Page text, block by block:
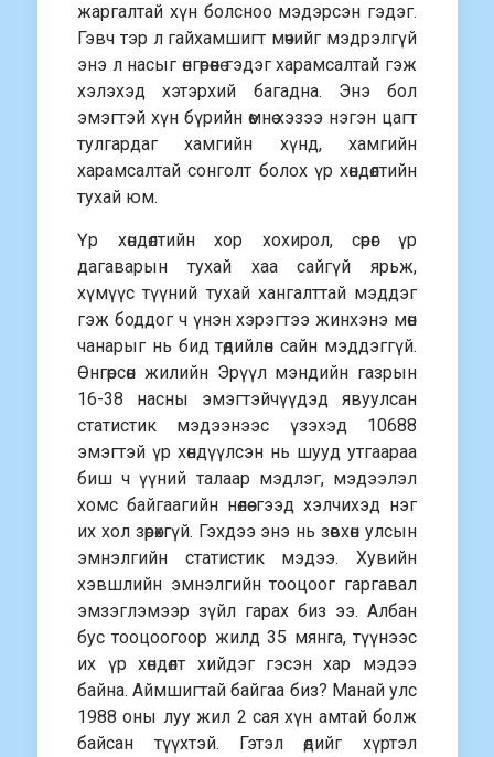
жаргалтай хүн болсноо мэдэрсэн гэдэг.
Гэвч тэр л гайхамшигт мөчийг мэдрэлгүй
энэ л насыг өнгөрөөнө гэдэг харамсалтай гэж
хэлэхэд хэтэрхий багадна. Энэ бол
эмэгтэй хүн бүрийн өмнө хэзээ нэгэн цагт
тулгардаг хамгийн хүнд, хамгийн
харамсалтай сонголт болох үр хөндөлтийн
тухай юм.
Үр хөндөлтийн хор хохирол, сөрөг үр
дагаварын тухай хаа сайгүй ярьж,
хүмүүс түүний тухай хангалттай мэддэг
гэж боддог ч үнэн хэрэгтээ жинхэнэ мөн
чанарыг нь бид төдийлөн сайн мэддэггүй.
Өнгөрсөн жилийн Эрүүл мэндийн газрын
16-38 насны эмэгтэйчүүдэд явуулсан
статистик мэдээнээс үзэхэд 10688
эмэгтэй үр хөндүүлсэн нь шууд утгаараа
биш ч үүний талаар мэдлэг, мэдээлэл
хомс байгаагийн нөлөө гээд хэлчихэд нэг
их хол зөрөхгүй. Гэхдээ энэ нь зөвхөн улсын
эмнэлгийн статистик мэдээ. Хувийн
хэвшлийн эмнэлгийн тооцоог гаргавал
эмзэглэмээр зүйл гарах биз ээ. Албан
бус тооцоогоор жилд 35 мянга, түүнээс
их үр хөндөлт хийдэг гэсэн хар мэдээ
байна. Аймшигтай байгаа биз? Манай улс
1988 оны луу жил 2 сая хүн амтай болж
байсан түүхтэй. Гэтэл өдийг хүртэл